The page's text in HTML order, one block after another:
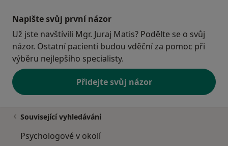
onemocněním. Jako lektor mám zkušenosti s vedením
řízených relaxací a seberozvojových diskusních skupin
pro studenty na FF MU a VÚT v Brně.
Napište svůj první názor
Už jste navštívili Mgr. Juraj Matis? Podělte se o svůj
názor. Ostatní pacienti budou vděční za pomoc při
výběru nejlepšího specialisty.
Přidejte svůj názor
Související vyhledávání
Psychologové v okolí